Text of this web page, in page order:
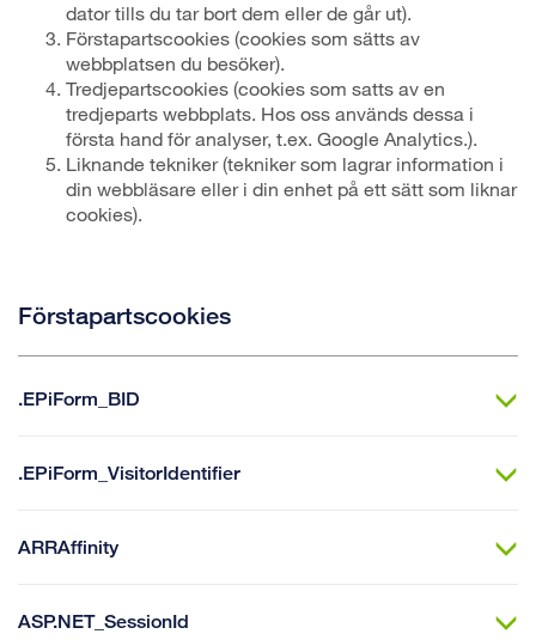
dator tills du tar bort dem eller de går ut).
Förstapartscookies (cookies som sätts av
webbplatsen du besöker).
Tredjepartscookies (cookies som satts av en
tredjeparts webbplats. Hos oss används dessa i
första hand för analyser, t.ex. Google Analytics.).
Liknande tekniker (tekniker som lagrar information i
din webbläsare eller i din enhet på ett sätt som liknar
cookies).
Förstapartscookies
.EPiForm_BID
.EPiForm_VisitorIdentifier
ARRAffinity
ASP.NET_SessionId